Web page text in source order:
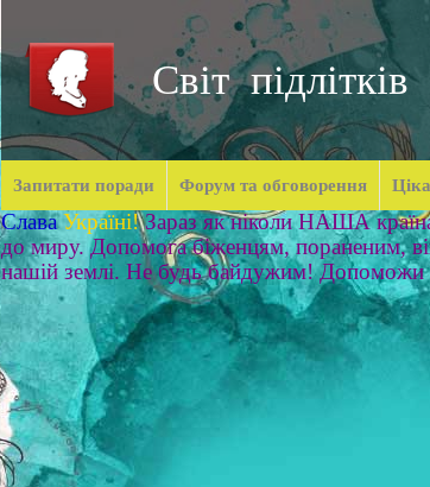
Світ підлітків
Запитати поради Форум та обговорення
Слава Україні! Зараз як ніколи НАША
до миру. Допомога біженцям, пораненим,
нашій землі. Не будь байдужим! Допоможи